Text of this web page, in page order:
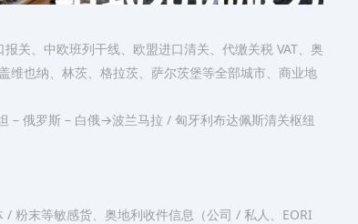
关、中欧班列干线、欧盟进口清关、代缴关税 VAT、奥
维也纳、林茨、格拉茨、萨尔茨堡等全部城市、商业地
– 俄罗斯 – 白俄→波兰马拉 / 匈牙利布达佩斯清关枢纽
粉末等敏感货、奥地利收件信息（公司 / 私人、EORI